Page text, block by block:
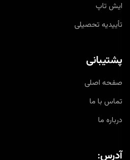
ایش تاپ
تأییدیه تحصیلی
پشتیبانی
صفحه اصلی
تماس با ما
درباره ما
آدرس: